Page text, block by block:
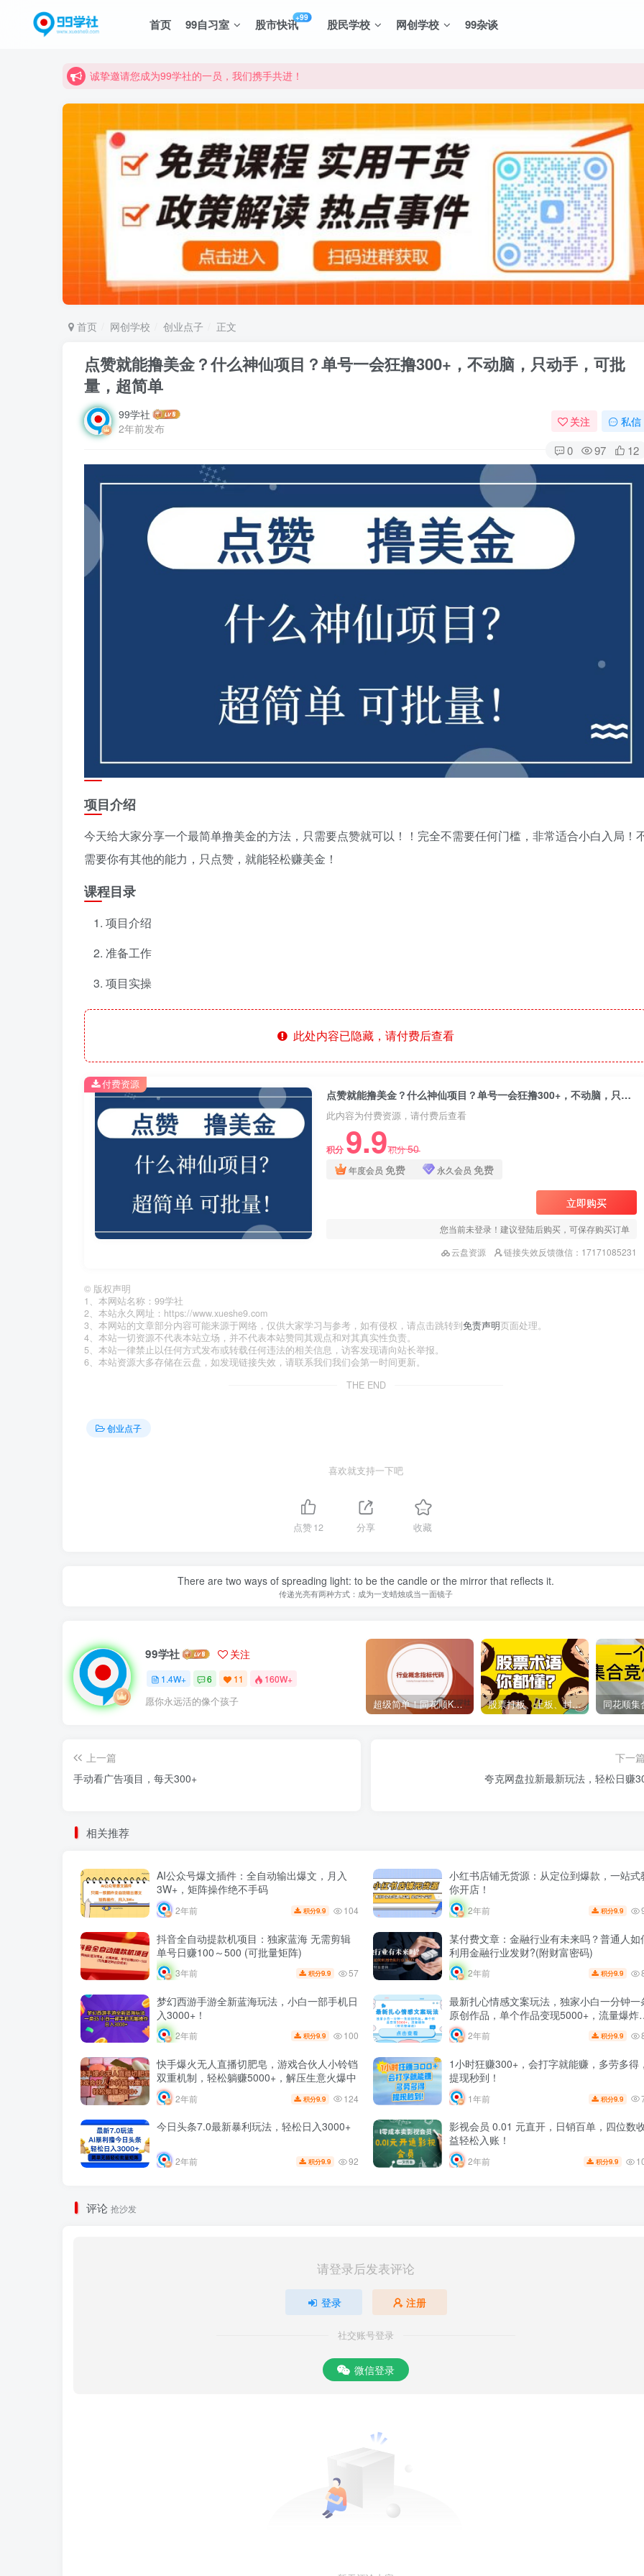
首页 99自习室 股市快讯+99 股民学校 网创学校 99杂谈
诚挚邀请您成为99学社的一员，我们携手共进！
诚挚邀请您成为99学社的一员，我们携手共进！
学习路上不孤独，99学社与你同行！分享全网优质VIP资源，炒股教程、创业教程、网络营销教程、自媒体短视频教程等，长
首页 网创学校 创业点子 正文
点赞就能撸美金？什么神仙项目？单号一会狂撸300+，不动脑，只动手，可批
量，超简单
99学社
2年前发布
关注 私信
0 97 12
项目介绍
今天给大家分享一个最简单撸美金的方法，只需要点赞就可以！！完全不需要任何门槛，非常适合小白入局！
需要你有其他的能力，只点赞，就能轻松赚美金！
课程目录
项目介绍
准备工作
项目实操
此处内容已隐藏，请付费后查看
点赞就能撸美金？什么神仙项目？单号一会狂撸300+，不动脑，只动手，可批量，超简单
此内容为付费资源，请付费后查看
积分 9.9积分50
年度会员 免费 永久会员 免费
立即购买
您当前未登录！建议登陆后购买，可保存购买订单
云盘资源
链接失效反馈微信：17171085231
付费资源
© 版权声明
1、本网站名称：99学社
2、本站永久网址：https://www.xueshe9.com
3、本网站的文章部分内容可能来源于网络，仅供大家学习与参考，如有侵权，请点击跳转到免责声明页面处理。
4、本站一切资源不代表本站立场，并不代表本站赞同其观点和对其真实性负责。
5、本站一律禁止以任何方式发布或转载任何违法的相关信息，访客发现请向站长举报。
6、本站资源大多存储在云盘，如发现链接失效，请联系我们我们会第一时间更新。
THE END
创业点子
喜欢就支持一下吧
点赞12 分享 收藏
There are two ways of spreading light: to be the candle or the mirror that reflects it.
传递光亮有两种方式：成为一支蜡烛或当一面镜子
99学社 关注
1.4W+ 6 11 160W+
愿你永远活的像个孩子 超级简单！同花顺K线界面显示行业概念指标代码图解 股票打板、上板、封板、翘板、炸板是什么意思？炒股你必须懂的暗语！
上一篇
手动看广告项目，每天300+
下一篇
夸克网盘拉新最新玩法，轻松日赚
相关推荐
AI公众号爆文插件：全自动输出爆文，月入
3W+，矩阵操作绝不手码
2年前 积分9.9 104
小红书店铺无货源：从定位到爆款，一站式
你开店！
2年前 积分9.9
抖音全自动提款机项目：独家蓝海 无需剪辑
单号日赚100～500 (可批量矩阵)
3年前 积分9.9 57
某付费文章：金融行业有未来吗？普通人如
利用金融行业发财?(附财富密码)
2年前 积分9.9
梦幻西游手游全新蓝海玩法，小白一部手机日
入3000+！
2年前 积分9.9 100
最新扎心情感文案玩法，独家小白一分钟一
原创作品，单个作品变现5000+，流量爆炸
（附完整渠道）
2年前 积分9.9
快手爆火无人直播切肥皂，游戏合伙人小铃铛
双重机制，轻松躺赚5000+，解压生意火爆中
2年前 积分9.9 124
1小时狂赚300+，会打字就能赚，多劳多得，
提现秒到！
1年前 积分9.9
今日头条7.0最新暴利玩法，轻松日入3000+
2年前 积分9.9 92
影视会员 0.01 元直开，日销百单，四位数
益轻松入账！
2年前 积分9.9
评论 抢沙发
请登录后发表评论
登录 注册
社交账号登录
微信登录